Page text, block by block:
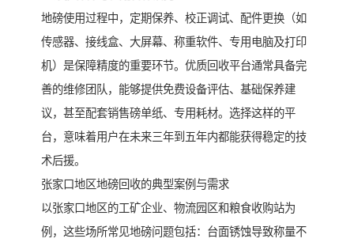
地磅使用过程中，定期保养、校正调试、配件更换（如
传感器、接线盒、大屏幕、称重软件、专用电脑及打印
机）是保障精度的重要环节。优质回收平台通常具备完
善的维修团队，能够提供免费设备评估、基础保养建
议，甚至配套销售磅单纸、专用耗材。选择这样的平
台，意味着用户在未来三年到五年内都能获得稳定的技
术后援。
张家口地区地磅回收的典型案例与需求
以张家口地区的工矿企业、物流园区和粮食收购站为
例，这些场所常见地磅问题包括：台面锈蚀导致称量不